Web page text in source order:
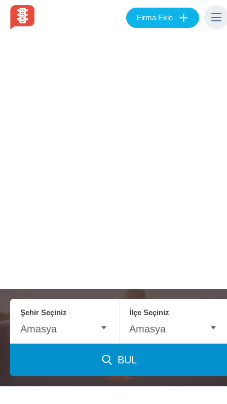
Firma Ekle +
Şehir Seçiniz
Amasya
İlçe Seçiniz
Amasya
BUL